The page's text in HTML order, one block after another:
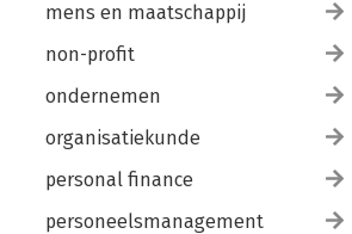
mens en maatschappij
non-profit
ondernemen
organisatiekunde
personal finance
personeelsmanagement